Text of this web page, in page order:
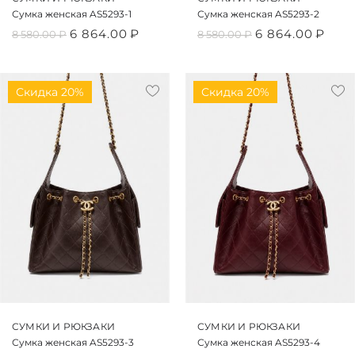
Сумка женская AS5293-1
8 580.00₽ 6 864.00 ₽
Сумка женская AS5293-2
8 580.00₽ 6 864.00 ₽
Скидка 20%
СУМКИ И РЮКЗАКИ
Сумка женская AS5293-3
Скидка 20%
СУМКИ И РЮКЗАКИ
Сумка женская AS5293-4